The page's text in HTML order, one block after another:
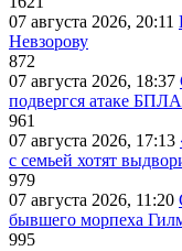
07 августа 2026, 20:11
Невзорову
872
07 августа 2026, 18:37
подвергся атаке
961
07 августа 2026, 17:13
с семьей хотят
979
07 августа 2026, 11:20
бывшего морпеха
995